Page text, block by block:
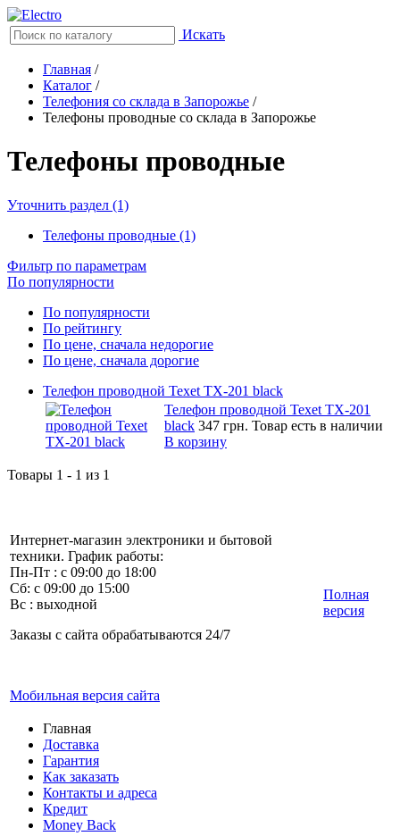
Искать
Главная /
Каталог /
Телефония со склада в Запорожье /
Телефоны проводные со склада в Запорожье
Телефоны проводные
Уточнить раздел (1)
Телефоны проводные (1)
Фильтр по параметрам
По популярности
По популярности
По рейтингу
По цене, сначала недорогие
По цене, сначала дорогие
Телефон проводной Texet TX-201 black
Телефон проводной Texet TX-201
black 347 грн. Товар есть в наличии
В корзину
Товары 1 - 1 из 1
Интернет-магазин электроники и бытовой
техники. График работы:
Пн-Пт : с 09:00 до 18:00
Сб: с 09:00 до 15:00
Вс : выходной
Заказы с сайта обрабатываются 24/7
Мобильная версия сайта
Полная
версия
Главная
Доставка
Гарантия
Как заказать
Контакты и адреса
Кредит
Money Back